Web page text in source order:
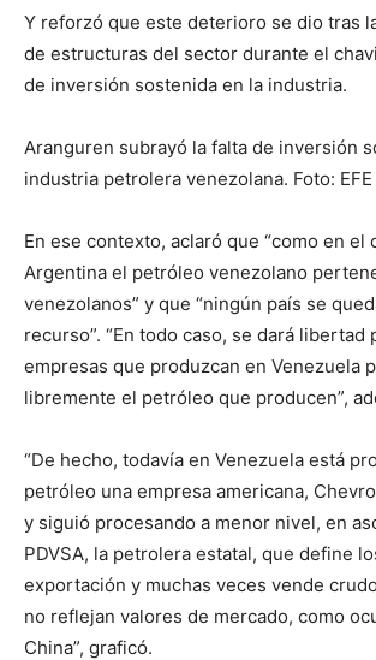
Y reforzó que este deterioro se dio tras
de estructuras del sector durante el
de inversión sostenida en la industria.
Aranguren subrayó la falta de inversión
industria petrolera venezolana. Foto: EFE
En ese contexto, aclaró que “como en el
Argentina el petróleo venezolano
venezolanos” y que “ningún país se
recurso”. “En todo caso, se dará libertad
empresas que produzcan en Venezuela
libremente el petróleo que producen”,
“De hecho, todavía en Venezuela está
petróleo una empresa americana,
y siguió procesando a menor nivel, en
PDVSA, la petrolera estatal, que define
exportación y muchas veces vende
no reflejan valores de mercado, como
China”, graficó.